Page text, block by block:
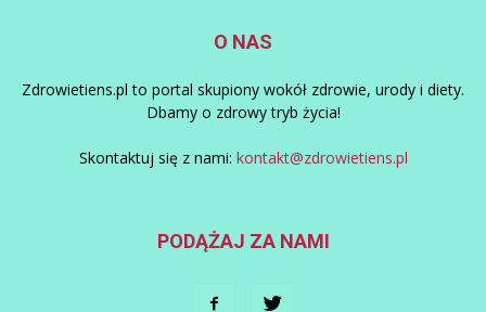
O NAS
Zdrowietiens.pl to portal skupiony wokół zdrowie, urody i diety.
Dbamy o zdrowy tryb życia!
Skontaktuj się z nami: kontakt@zdrowietiens.pl
PODĄŻAJ ZA NAMI